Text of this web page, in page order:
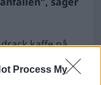
Process My
kaffe på
– Då fick